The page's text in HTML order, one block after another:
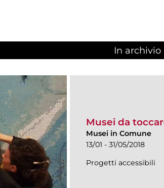
In archivio
Musei da
Musei in Comune
13/01 - 31/05/2018
Progetti accessibili